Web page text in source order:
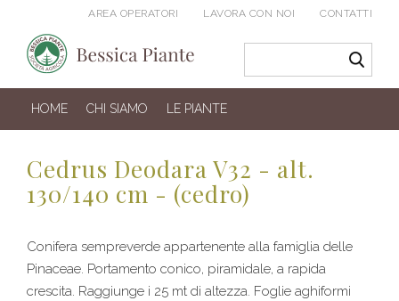
AREA OPERATORI LAVORA CON NOI CONTATTI
HOME CHI SIAMO LE PIANTE
Cedrus Deodara V32 - alt.
130/140 cm - (cedro)
Conifera sempreverde appartenente alla famiglia delle
Pinaceae. Portamento conico, piramidale, a rapida
crescita. Raggiunge i 25 mt di altezza. Foglie aghiformi